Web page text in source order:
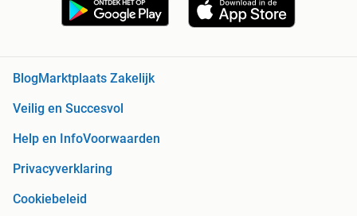
Blog Marktplaats Zakelijk
Veilig en Succesvol
Help en InfoVoorwaarden
Privacyverklaring
Cookiebeleid